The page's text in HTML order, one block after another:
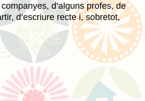
d’alguns profes, de
d’escriure recte i, sobretot,